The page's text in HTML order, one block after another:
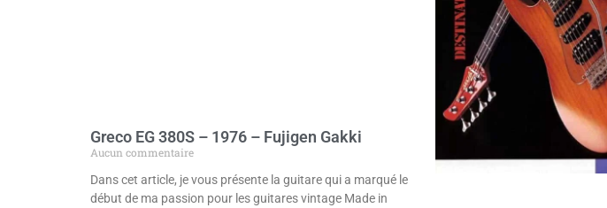
Greco EG 380S – 1976 – Fujigen Gakki
Aucun commentaire
Dans cet article, je vous présente la guitare qui a marqué le
début de ma passion pour les guitares vintage Made in